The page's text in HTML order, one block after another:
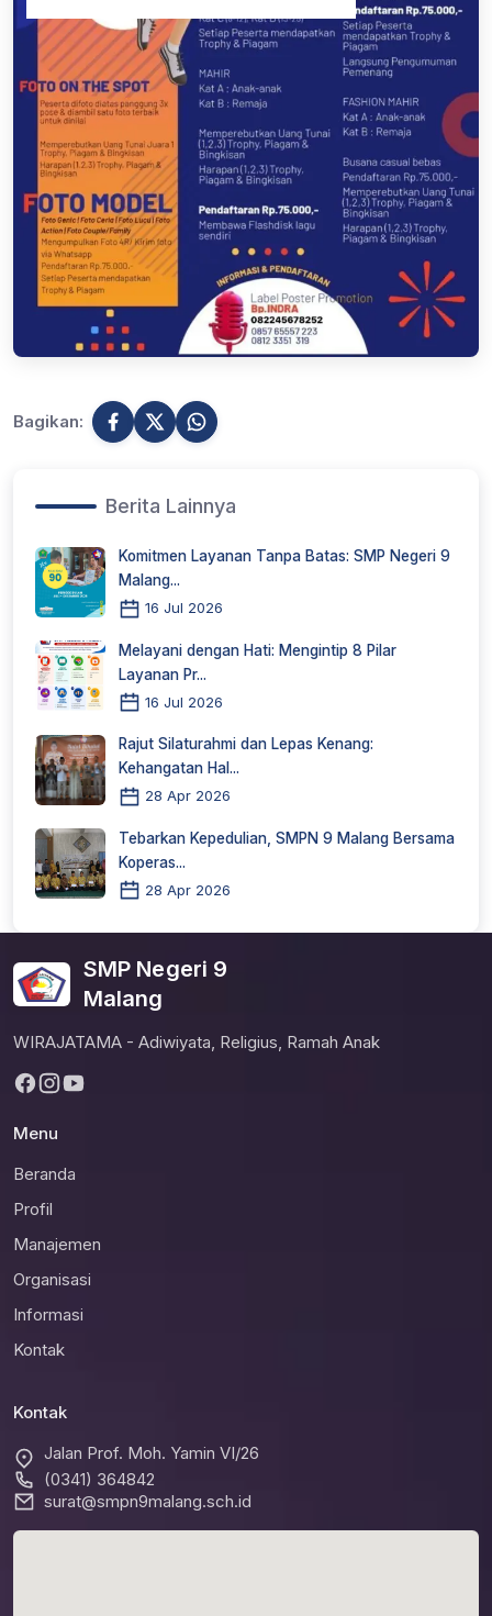
Bagikan:
Berita Lainnya
Komitmen Layanan Tanpa Batas: SMP Negeri 9
Malang...
16 Jul 2026
Melayani dengan Hati: Mengintip 8 Pilar
Layanan Pr...
16 Jul 2026
Rajut Silaturahmi dan Lepas Kenang:
Kehangatan Hal...
28 Apr 2026
Tebarkan Kepedulian, SMPN 9 Malang Bersama
Koperas...
28 Apr 2026
SMP Negeri 9
Malang
WIRAJATAMA - Adiwiyata, Religius, Ramah Anak
Menu
Beranda
Profil
Manajemen
Organisasi
Informasi
Kontak
Kontak
Jalan Prof. Moh. Yamin VI/26
(0341) 364842
surat@smpn9malang.sch.id